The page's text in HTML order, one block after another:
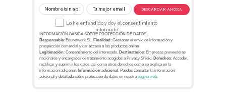
INFORMACIÓN BÁSICA SOBRE PROTECCIÓN DE DATOS.
Responsable: Edunetwork SL. Finalidad : Gestionar el envío de información y
prospección comercial y dar acceso a los productos online
Legitimación: Consentimiento del interesado. Destinatarios: Empresas proveedoras
nacionales y encargados de tratamiento acogidos a Privacy Shield. Derechos: Acceder,
rectificar y suprimir los datos, así como otros derechos como se explica en la
información adicional. Información adicional: Puedes consultar la información
adicional y detallada sobre protección de datos en nuestrapágina web.
Lo he entendido y doy el consentimiento
informado
DESCARGAR AHORA